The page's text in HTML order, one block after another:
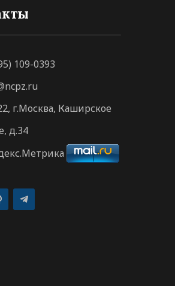
109-0393
г.Москва, Каширское
д.34